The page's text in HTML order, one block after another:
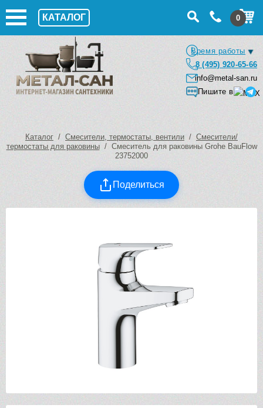
КАТАЛОГ 0
Время работы
8 (495) 920-65-66
info@metal-san.ru
Пишите в
Каталог / Смесители, термостаты, вентили / Смесители/
термостаты для раковины/ Смеситель для раковины Grohe BauFlow
23752000
Поделиться